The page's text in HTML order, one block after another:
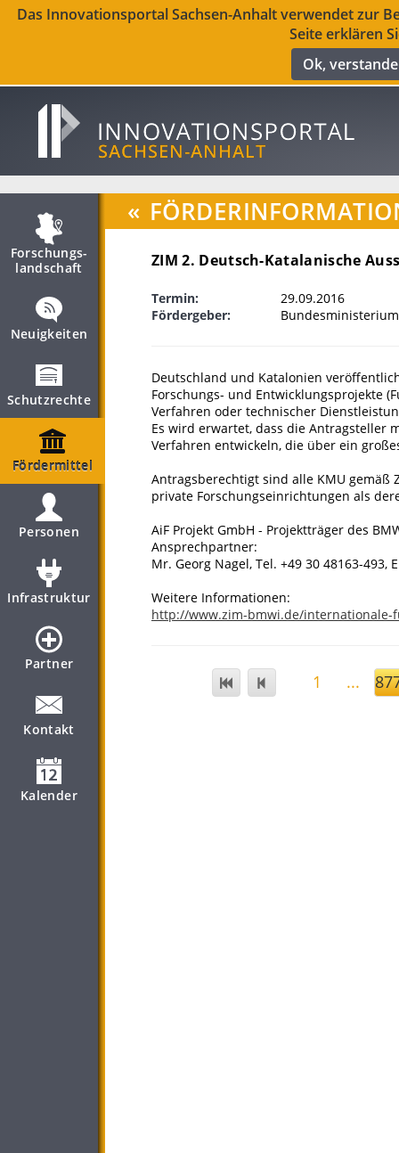
Das Innovationsportal Sachsen-Anhalt verwendet zur
Seite erklären
Ok,
Forschungs­
landschaft
Neuigkeiten
Schutzrechte
Fördermittel
Personen
Infrastruktur
Partner
Kontakt
Kalender
«
ZIM 2. Deutsch-Katalanische
Termin:
29.09.2016
Fördergeber:
Deutschland und Katalonien
Forschungs- und Entwicklungsprojekte
Verfahren oder technischer
Es wird erwartet, dass die Antragsteller
Verfahren entwickeln, die über ein
Antragsberechtigt sind alle KMU
private Forschungseinrichtungen als
AiF Projekt GmbH - Projektträger des
Ansprechpartner:
Mr. Georg Nagel, Tel. +49 30 48163-
Weitere Informationen:
http://www.zim-bmwi.de/internationale-
1 ...